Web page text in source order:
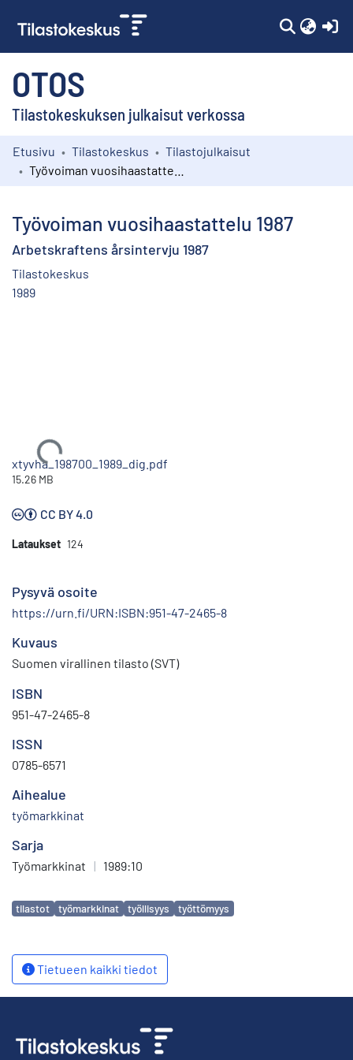
OTOS
Tilastokeskuksen julkaisut verkossa
Kokoelmat
Etusivu Tilastokeskus
Tilastojulkaisut
Työvoiman vuosihaastattelu 1987
Arbetskraftens årsintervju 1987
Tilastokeskus
1989
Ladataan...
xtyvha_198700_1989_dig.pdf
15.26 MB
CC BY 4.0
Lataukset 124
Pysyvä osoite
https://urn.fi/URN:ISBN:951-47-2465-8
Kuvaus
Suomen virallinen tilasto (SVT)
ISBN
951-47-2465-8
ISSN
0785-6571
Aihealue
työmarkkinat
Sarja
Työmarkkinat | 1989:10
Avainsanat
tilastot työmarkkinat työllisyys työttömyys
Tietueen kaikki tiedot